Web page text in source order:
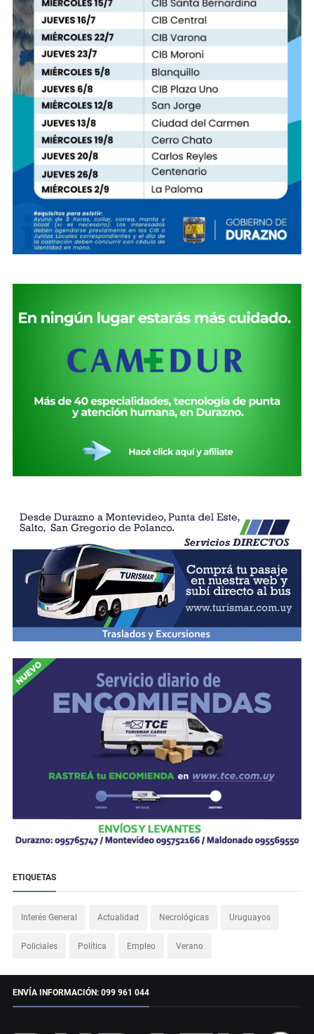
ETIQUETAS
Interés General Actualidad Necrológicas Uruguayos
Policiales Política Empleo Verano
ENVÍA INFORMACIÓN: 099 961 044